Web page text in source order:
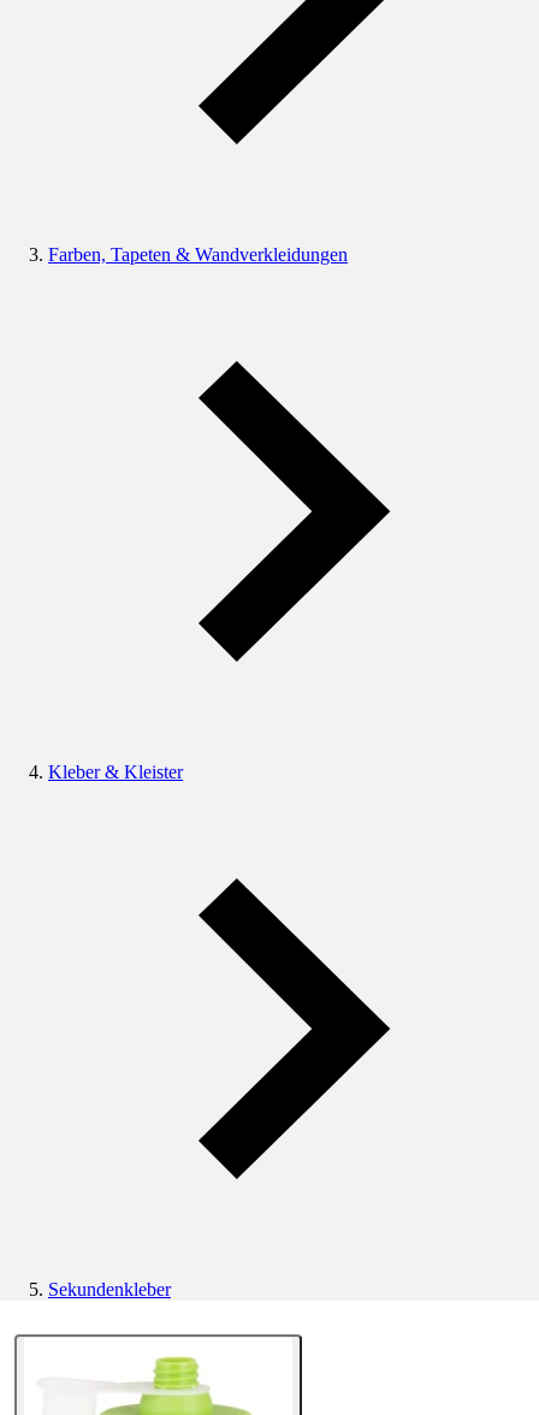
Farben, Tapeten & Wandverkleidungen
Kleber & Kleister
Sekundenkleber